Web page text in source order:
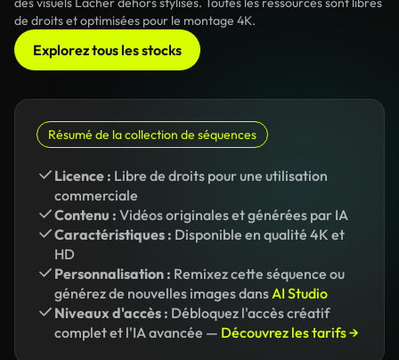
de droits et optimisées pour le montage 4K.
Explorez tous les stocks
Résumé de la collection de séquences
Licence : Libre de droits pour une utilisation
commerciale
Contenu : Vidéos originales et générées par IA
Caractéristiques : Disponible en qualité 4K et
HD
Personnalisation : Remixez cette séquence ou
générez de nouvelles images dansAI Studio
Niveaux d'accès : Débloquez l'accès créatif
complet et l'IA avancée — Découvrez les tarifs →